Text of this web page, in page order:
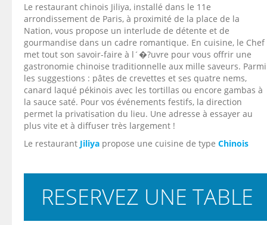
Le restaurant chinois Jiliya, installé dans le 11e
arrondissement de Paris, à proximité de la place de la
Nation, vous propose un interlude de détente et de
gourmandise dans un cadre romantique. En cuisine, le Chef
met tout son savoir-faire à l´�?uvre pour vous offrir une
gastronomie chinoise traditionnelle aux mille saveurs. Parmi
les suggestions : pâtes de crevettes et ses quatre nems,
canard laqué pékinois avec les tortillas ou encore gambas à
la sauce saté. Pour vos événements festifs, la direction
permet la privatisation du lieu. Une adresse à essayer au
plus vite et à diffuser très largement !
Le restaurant Jiliya propose une cuisine de type Chinois
RESERVEZ UNE TABLE